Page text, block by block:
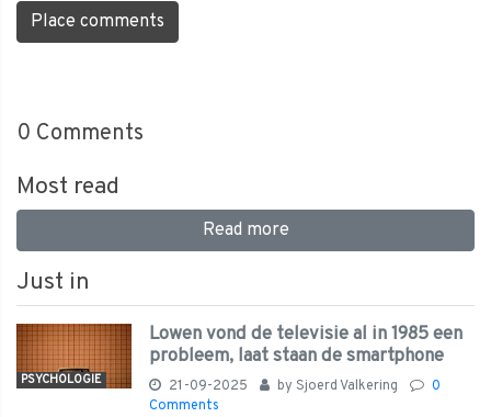
Place comments
0 Comments
Most read
Read more
Just in
PSYCHOLOGIE
Lowen vond de televisie al in 1985 een
probleem, laat staan de smartphone
21-09-2025 by Sjoerd Valkering
0
Comments